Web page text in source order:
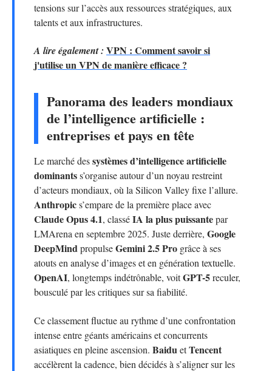
tensions sur l’accès aux ressources stratégiques, aux
talents et aux infrastructures.
A lire également : VPN : Comment savoir si
j'utilise un VPN de manière efficace ?
Panorama des leaders mondiaux
de l’intelligence artificielle :
entreprises et pays en tête
Le marché dessystèmes d’intelligence artificielle
dominantss’organise autour d’un noyau restreint
d’acteurs mondiaux, où la Silicon Valley fixe l’allure.
Anthropics’empare de la première place avec
Claude Opus 4.1, classéIA la plus puissantepar
LMArena en septembre 2025. Juste derrière, Google
DeepMindpropulseGemini 2.5 Pro grâce à ses
atouts en analyse d’images et en génération textuelle.
OpenAI, longtemps indétrônable, voitGPT-5reculer,
bousculé par les critiques sur sa fiabilité.
Ce classement fluctue au rythme d’une confrontation
intense entre géants américains et concurrents
asiatiques en pleine ascension. Baidu etTencent
accélèrent la cadence, bien décidés à s’aligner sur les